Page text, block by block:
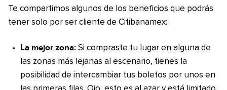
Te compartimos algunos de los beneficios que podrás
tener solo por ser cliente de Citibanamex:
La mejor zona: Si compraste tu lugar en alguna de
las zonas más lejanas al escenario, tienes la
posibilidad de intercambiar tus boletos por unos en